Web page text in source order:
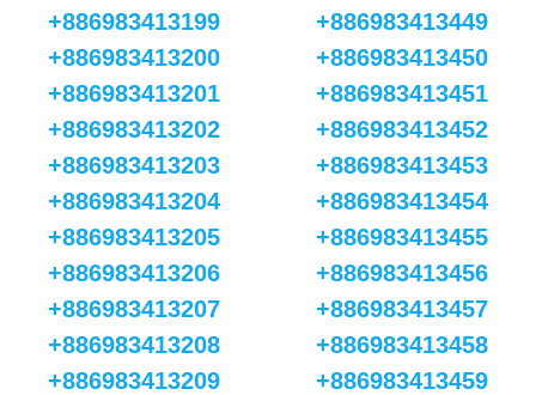
+886983413199
+886983413200
+886983413201
+886983413202
+886983413203
+886983413204
+886983413205
+886983413206
+886983413207
+886983413208
+886983413209
+886983413449
+886983413450
+886983413451
+886983413452
+886983413453
+886983413454
+886983413455
+886983413456
+886983413457
+886983413458
+886983413459